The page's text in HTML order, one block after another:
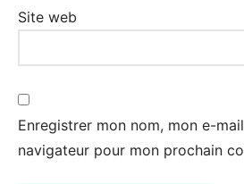
Site web
Enregistrer mon nom, mon e-
navigateur pour mon prochain